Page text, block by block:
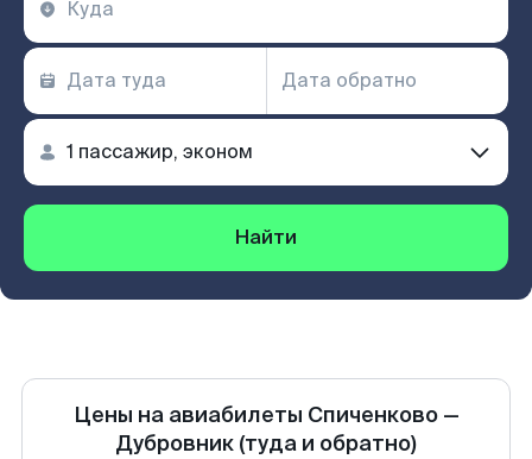
Найти
Цены на авиабилеты Спиченково—
Дубровник (туда и обратно)